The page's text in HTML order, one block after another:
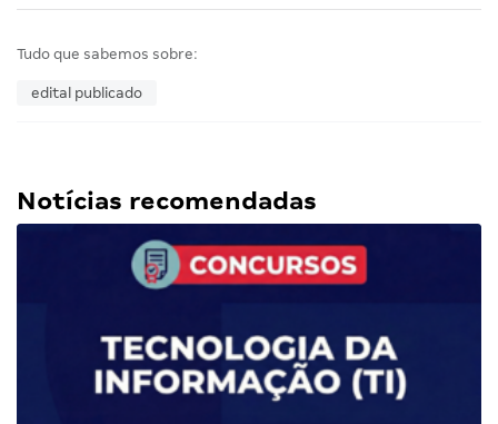
Tudo que sabemos sobre:
edital publicado
Notícias recomendadas